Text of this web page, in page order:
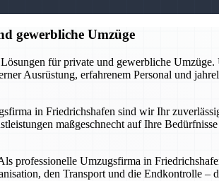
gewerbliche Umzüge
für private und gewerbliche
Ausrüstung, erfahrenem Personal und
in Friedrichshafen sind wir Ihr
maßgeschnecht auf Ihre
professionelle Umzugsfirma in
den Transport und die Endkontrolle –